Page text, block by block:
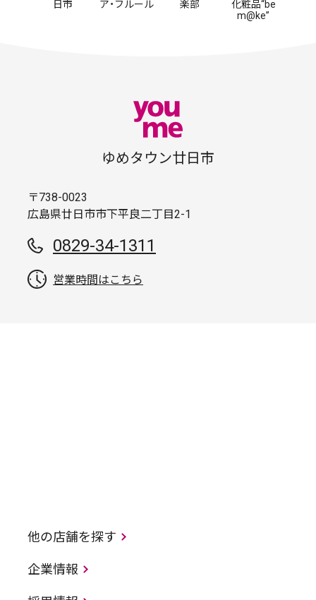
日市
ア・フルール
楽部
化粧品“be
m@ke”
ゆめタウン廿日市
〒738-0023
広島県廿日市市下平良二丁目2-1
0829-34-1311
営業時間はこちら
他の店舗を探す
企業情報